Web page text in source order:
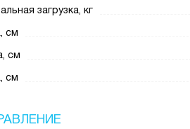
загрузка, кг
см
см
см